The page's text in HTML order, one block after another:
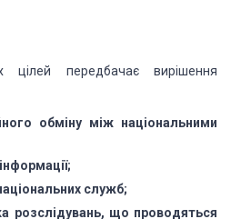
цілей передбачає вирішення
обміну між національними
служб;
розслідувань, що проводяться